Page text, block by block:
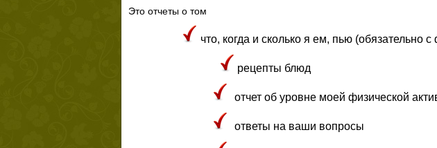
Это отчеты о том
что, когда и сколько я ем, пью (обязательно с
рецепты блюд
отчет об уровне моей физической
ответы на ваши вопросы